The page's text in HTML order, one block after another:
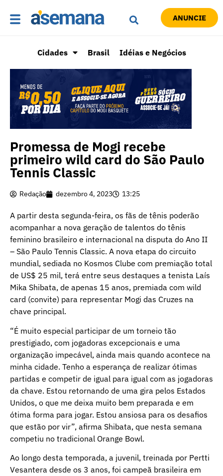
ANUNCIE
Cidades Brasil Idéias e Negócios
Promessa de Mogi recebe
primeiro wild card do São Paulo
Tennis Classic
Redação dezembro 4, 2023 13:25
A partir desta segunda-feira, os fãs de tênis poderão
acompanhar a nova geração de talentos do tênis
feminino brasileiro e internacional na disputa do Ano II
– São Paulo Tennis Classic. A nova etapa do circuito
mundial, sediada no Kosmos Clube com premiação total
de US$ 25 mil, terá entre seus destaques a tenista Laís
Mika Shibata, de apenas 15 anos, premiada com wild
card (convite) para representar Mogi das Cruzes na
chave principal.
“É muito especial participar de um torneio tão
prestigiado, com jogadoras excepcionais e uma
organização impecável, ainda mais quando acontece na
minha cidade. Tenho a esperança de realizar ótimas
partidas e competir de igual para igual com as jogadoras
da chave. Estou retornando de uma gira pelos Estados
Unidos, o que me deixa muito bem preparada e em
ótima forma para jogar. Estou ansiosa para os desafios
que estão por vir”, afirma Shibata, que nesta semana
competiu no tradicional Orange Bowl.
Ao longo desta temporada, a juvenil, treinada por Pertti
Vesantera desde os 3 anos, foi campeã brasileira em